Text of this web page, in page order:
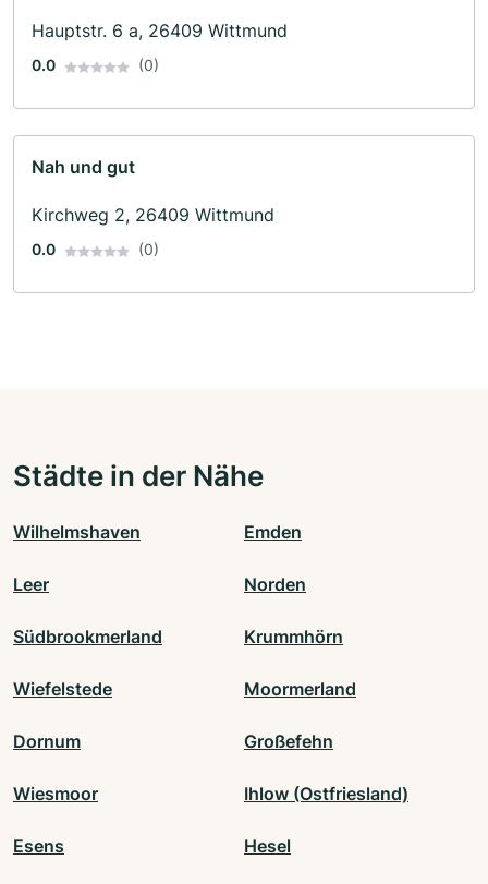
Hauptstr. 6 a, 26409 Wittmund
0.0 (0)
Nah und gut
Kirchweg 2, 26409 Wittmund
0.0 (0)
Städte in der Nähe
Wilhelmshaven Emden
Leer Norden
Südbrookmerland Krummhörn
Wiefelstede Moormerland
Dornum Großefehn
Wiesmoor Ihlow (Ostfriesland)
Esens Hesel